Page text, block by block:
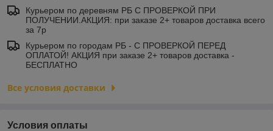
Курьером по деревням РБ С ПРОВЕРКОЙ ПРИ
ПОЛУЧЕНИИ.АКЦИЯ: при заказе 2+ товаров доставка всего
за 7р
Курьером по городам РБ - С ПРОВЕРКОЙ ПЕРЕД
ОПЛАТОЙ! АКЦИЯ при заказе 2+ товаров доставка -
БЕСПЛАТНО
Все условия доставки
Условия оплаты